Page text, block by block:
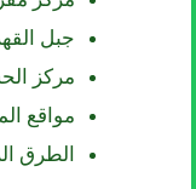
جبل
مركز
مواقع
الطرق